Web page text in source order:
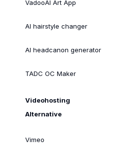
VadooAI Art App
AI hairstyle changer
AI headcanon generator
TADC OC Maker
Videohosting
Alternative
Vimeo